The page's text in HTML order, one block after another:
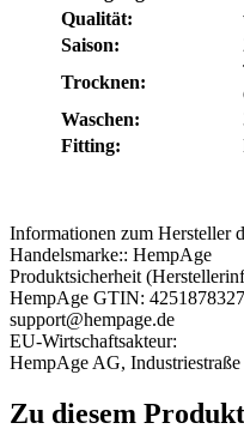
Qualität:
Saison:
Trocknen:
Waschen:
Fitting:
Informationen zum Hersteller
Handelsmarke:: HempAge
Produktsicherheit
HempAge GTIN:
support@hempage.de
EU-Wirtschaftsakteur:
HempAge AG,
Zu diesem